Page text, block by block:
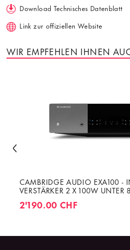
Download Technisches Datenblatt
Link zur offiziellen Website
WIR EMPFEHLEN IHNEN
CAMBRIDGE AUDIO EXA100 -
VERSTÄRKER 2 X 100W
2'190.00 CHF